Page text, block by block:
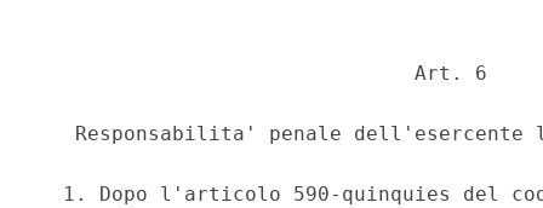
                               Art. 6
Responsabilita' penale dell'esercente
1. Dopo l'articolo 590-quinquies del